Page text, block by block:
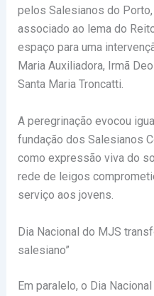
pelos Salesianos do
associado ao lema do
espaço para uma
Maria Auxiliadora, Irmã
Santa Maria Troncatti.
A peregrinação evocou
fundação dos Salesianos
como expressão viva do
rede de leigos
serviço aos jovens.
Dia Nacional do MJS
salesiano”
Em paralelo, o Dia